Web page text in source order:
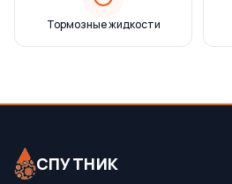
Тормозные жидкости
СПУТНИК